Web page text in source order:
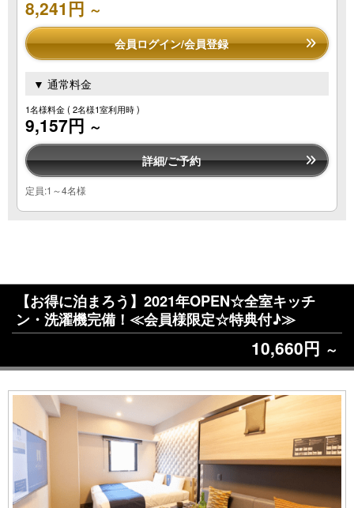
8,241円 ～
会員ログイン/会員登録
▼ 通常料金
1名様料金( 2名様1室利用時 )
9,157円 ～
詳細/ご予約
定員:1～4名様
【お得に泊まろう】2021年OPEN☆全室キッチ
ン・洗濯機完備！≪会員様限定☆特典付♪≫
10,660円 ～